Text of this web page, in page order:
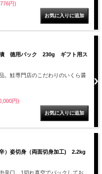
円)
漬 徳用パック 230g ギフト用ス
。鮭専門店のこだわりのいくら醤
円)
）姿切身（両面切身加工) 2.2kg
辛口。1切れ真空でパックしてお